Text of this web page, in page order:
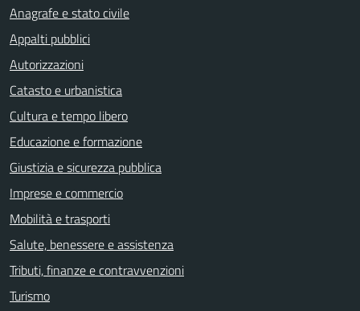
Anagrafe e stato civile
Appalti pubblici
Autorizzazioni
Catasto e urbanistica
Cultura e tempo libero
Educazione e formazione
Giustizia e sicurezza pubblica
Imprese e commercio
Mobilità e trasporti
Salute, benessere e assistenza
Tributi, finanze e contravvenzioni
Turismo